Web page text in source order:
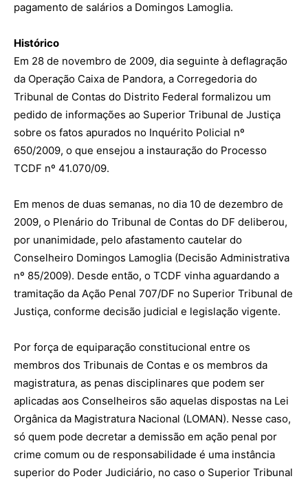
pagamento de salários a Domingos Lamoglia.
Histórico
Em 28 de novembro de 2009, dia seguinte à deflagração
da Operação Caixa de Pandora, a Corregedoria do
Tribunal de Contas do Distrito Federal formalizou um
pedido de informações ao Superior Tribunal de Justiça
sobre os fatos apurados no Inquérito Policial nº
650/2009, o que ensejou a instauração do Processo
TCDF nº 41.070/09.
Em menos de duas semanas, no dia 10 de dezembro de
2009, o Plenário do Tribunal de Contas do DF deliberou,
por unanimidade, pelo afastamento cautelar do
Conselheiro Domingos Lamoglia (Decisão Administrativa
nº 85/2009). Desde então, o TCDF vinha aguardando a
tramitação da Ação Penal 707/DF no Superior Tribunal de
Justiça, conforme decisão judicial e legislação vigente.
Por força de equiparação constitucional entre os
membros dos Tribunais de Contas e os membros da
magistratura, as penas disciplinares que podem ser
aplicadas aos Conselheiros são aquelas dispostas na Lei
Orgânica da Magistratura Nacional (LOMAN). Nesse caso,
só quem pode decretar a demissão em ação penal por
crime comum ou de responsabilidade é uma instância
superior do Poder Judiciário, no caso o Superior Tribunal